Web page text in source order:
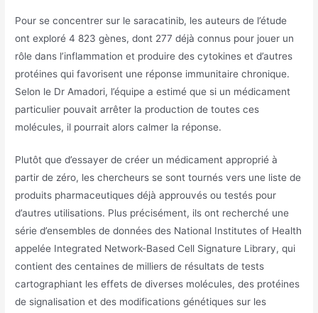
Pour se concentrer sur le saracatinib, les auteurs de l’étude
ont exploré 4 823 gènes, dont 277 déjà connus pour jouer un
rôle dans l’inflammation et produire des cytokines et d’autres
protéines qui favorisent une réponse immunitaire chronique.
Selon le Dr Amadori, l’équipe a estimé que si un médicament
particulier pouvait arrêter la production de toutes ces
molécules, il pourrait alors calmer la réponse.
Plutôt que d’essayer de créer un médicament approprié à
partir de zéro, les chercheurs se sont tournés vers une liste de
produits pharmaceutiques déjà approuvés ou testés pour
d’autres utilisations. Plus précisément, ils ont recherché une
série d’ensembles de données des National Institutes of Health
appelée Integrated Network-Based Cell Signature Library, qui
contient des centaines de milliers de résultats de tests
cartographiant les effets de diverses molécules, des protéines
de signalisation et des modifications génétiques sur les